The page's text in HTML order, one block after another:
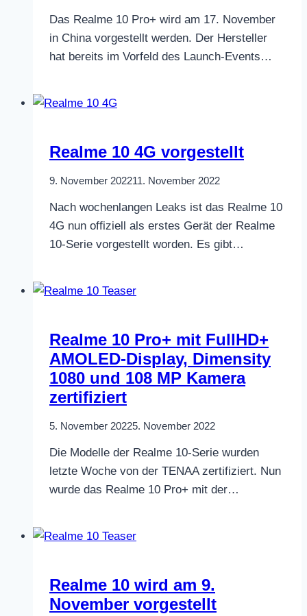
Das Realme 10 Pro+ wird am 17. November
in China vorgestellt werden. Der Hersteller
hat bereits im Vorfeld des Launch-Events…
Realme 10 4G vorgestellt
9. November 202211. November 2022
Nach wochenlangen Leaks ist das Realme 10
4G nun offiziell als erstes Gerät der Realme
10-Serie vorgestellt worden. Es gibt…
Realme 10 Pro+ mit FullHD+
AMOLED-Display, Dimensity
1080 und 108 MP Kamera
zertifiziert
5. November 20225. November 2022
Die Modelle der Realme 10-Serie wurden
letzte Woche von der TENAA zertifiziert. Nun
wurde das Realme 10 Pro+ mit der…
Realme 10 wird am 9.
November vorgestellt